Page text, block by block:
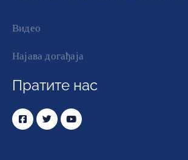
Видео
Најава догађаја
Пратите нас